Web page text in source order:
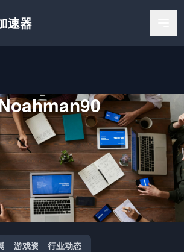
速器
游戏资讯 行业动态